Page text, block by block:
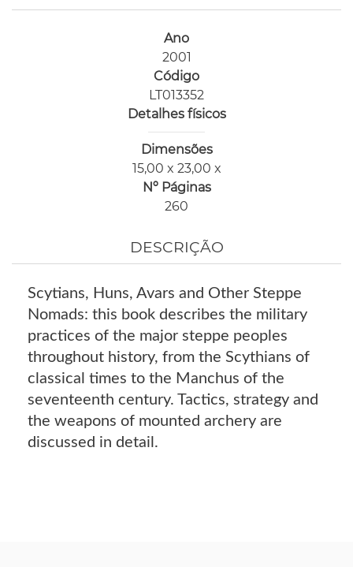
Ano
2001
Código
LT013352
Detalhes físicos
Dimensões
15,00 x 23,00 x
Nº Páginas
260
DESCRIÇÃO
Scytians, Huns, Avars and Other Steppe
Nomads: this book describes the military
practices of the major steppe peoples
throughout history, from the Scythians of
classical times to the Manchus of the
seventeenth century. Tactics, strategy and
the weapons of mounted archery are
discussed in detail.